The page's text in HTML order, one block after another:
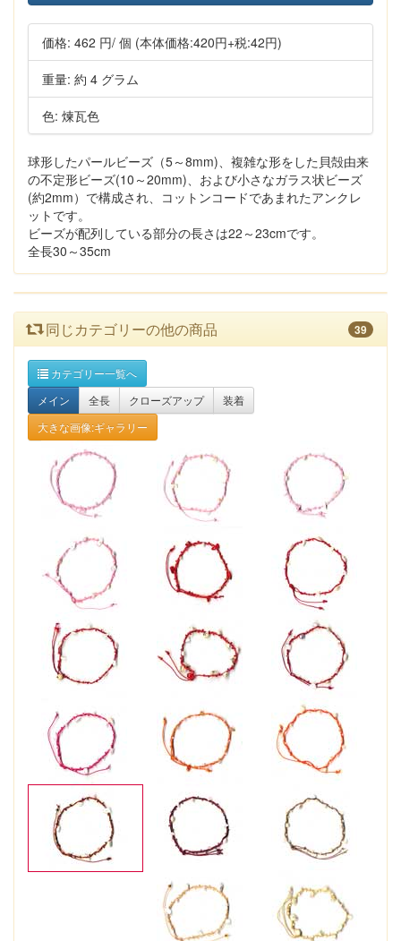
価格: 462 円/ 個 (本体価格:420円+税:42円)
重量: 約 4 グラム
色: 煉瓦色
球形したパールビーズ（5～8mm)、複雑な形をした貝殻由来
の不定形ビーズ(10～20mm)、および小さなガラス状ビーズ
(約2mm）で構成され、コットンコードであまれたアンクレ
ットです。
ビーズが配列している部分の長さは22～23cmです。
全長30～35cm
同じカテゴリーの他の商品 39
カテゴリー一覧へ
メイン
全長 クローズアップ
装着
大きな画像:ギャラリー